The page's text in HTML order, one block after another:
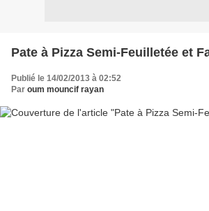
Pate à Pizza Semi-Feuilletée et
Publié le 14/02/2013 à 02:52
Par oum mouncif rayan